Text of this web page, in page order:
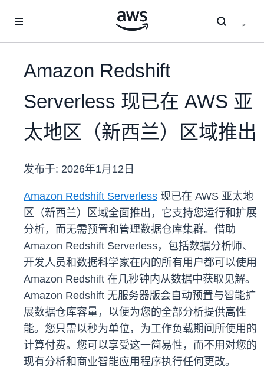
Amazon Redshift
Serverless 现已在 AWS 亚
太地区（新西兰）区域推出
发布于: 2026年1月12日
Amazon Redshift Serverless 现已在 AWS 亚太地
区（新西兰）区域全面推出，它支持您运行和扩展
分析，而无需预置和管理数据仓库集群。借助
Amazon Redshift Serverless，包括数据分析师、
开发人员和数据科学家在内的所有用户都可以使用
Amazon Redshift 在几秒钟内从数据中获取见解。
Amazon Redshift 无服务器版会自动预置与智能扩
展数据仓库容量，以便为您的全部分析提供高性
能。您只需以秒为单位，为工作负载期间所使用的
计算付费。您可以享受这一简易性，而不用对您的
现有分析和商业智能应用程序执行任何更改。